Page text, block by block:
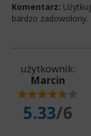
Komentarz:
bardzo
użytkownik:
Marcin
5.33/6